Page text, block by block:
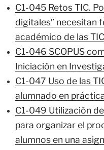
C1-045 Retos TIC.
digitales” necesitan
académico de las TIC
C1-046 SCOPUS
Iniciación en
C1-047 Uso de las
alumnado en
C1-049 Utilización
para organizar el
alumnos en una